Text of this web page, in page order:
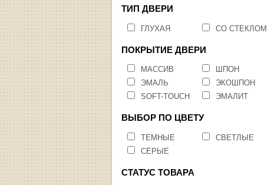
ТИП ДВЕРИ
ГЛУХАЯ СО СТЕКЛОМ
ПОКРЫТИЕ ДВЕРИ
МАССИВ
ШПОН
ЭМАЛЬ
ЭКОШПОН
SOFT-TOUCH
ЭМАЛИТ
ВЫБОР ПО ЦВЕТУ
ТЕМНЫЕ
СВЕТЛЫЕ
СЕРЫЕ
СТАТУС ТОВАРА